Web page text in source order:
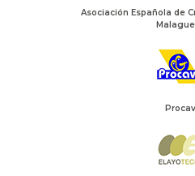
Asociación Española de